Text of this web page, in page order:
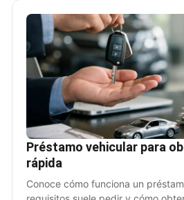
Préstamo vehicular para
rápida
Conoce cómo funciona un